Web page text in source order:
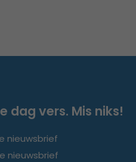
dag vers. Mis niks!
nieuwsbrief
nieuwsbrief